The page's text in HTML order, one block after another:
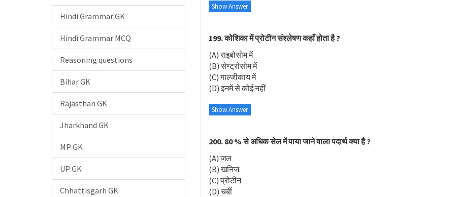
Show Answer
199. कोशिका में प्रोटीन संश्लेषण कहाँ होता है ?
(A) राइबोसोम में
(B) सेण्ट्रोसोम में
(C) गाल्जीकाय में
(D) इनमें से कोई नहीं
Show Answer
200. 80 % से अधिक सेल में पाया जाने वाला पदार्थ क्या है ?
(A) जल
(B) खनिज
(C) प्रोटीन
(D) चर्बी
Hindi Grammar GK
Hindi Grammar MCQ
Reasoning questions
Bihar GK
Rajasthan GK
Jharkhand GK
MP GK
UP GK
Chhattisgarh GK